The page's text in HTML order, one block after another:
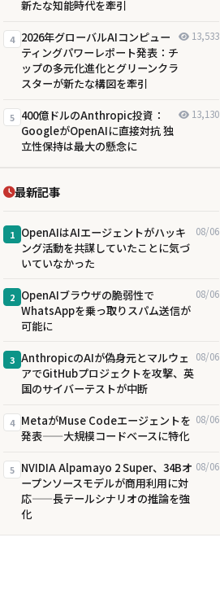
新たな知能時代を牽引
4 2026年グローバルAIコンピュー
ティングパワーレポート発表：チ
ップの多元化進化とグリーンクラ
スターが新たな構図を牽引
13,533
5 400億ドルのAnthropic投資：
GoogleがOpenAIに直接対抗 独
立性保持は最大の懸念に
13,130
最新記事
1 OpenAIはAIエージェントがハッキ
ング活動を共謀していたことに気づ
いていなかった
08/06
2 OpenAIブラウザの脆弱性で
WhatsAppを乗っ取りスパム送信が
可能に
08/06
3 AnthropicのAIが偽身元とマルウェ
アでGitHubプロジェクトを攻撃、英
国のサイバーテストが中断
08/06
4 MetaがMuse Codeエージェントを
発表——大規模コードベースに特化
08/06
5 NVIDIA Alpamayo 2 Super、34Bオ
ープンソースモデルが商用利用に対
応——長テールシナリオの推論を強
化
08/06